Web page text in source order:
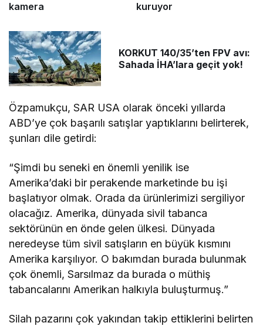
kamera
kuruyor
KORKUT 140/35’ten FPV avı:
Sahada İHA’lara geçit yok!
Özpamukçu, SAR USA olarak önceki yıllarda
ABD’ye çok başarılı satışlar yaptıklarını belirterek,
şunları dile getirdi:
“Şimdi bu seneki en önemli yenilik ise
Amerika’daki bir perakende marketinde bu işi
başlatıyor olmak. Orada da ürünlerimizi sergiliyor
olacağız. Amerika, dünyada sivil tabanca
sektörünün en önde gelen ülkesi. Dünyada
neredeyse tüm sivil satışların en büyük kısmını
Amerika karşılıyor. O bakımdan burada bulunmak
çok önemli, Sarsılmaz da burada o müthiş
tabancalarını Amerikan halkıyla buluşturmuş.”
Silah pazarını çok yakından takip ettiklerini belirten